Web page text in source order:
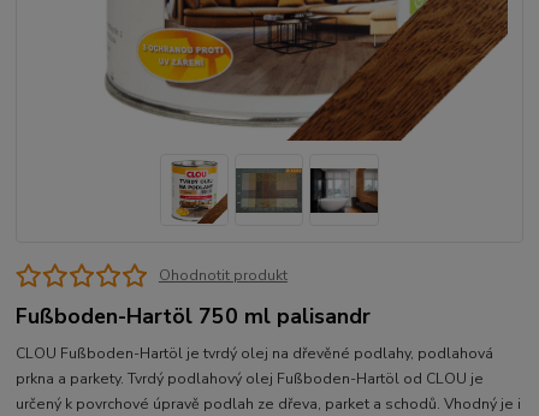
Ohodnotit produkt
Fußboden-Hartöl 750 ml palisandr
CLOU Fußboden-Hartöl je tvrdý olej na dřevěné podlahy, podlahová
prkna a parkety. Tvrdý podlahový olej Fußboden-Hartöl od CLOU je
určený k povrchové úpravě podlah ze dřeva, parket a schodů. Vhodný je i